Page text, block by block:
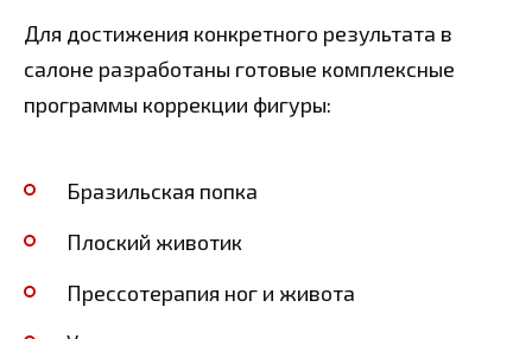
Для достижения конкретного результата в
салоне разработаны готовые комплексные
программы коррекции фигуры:
Бразильская попка
Плоский животик
Прессотерапия ног и живота